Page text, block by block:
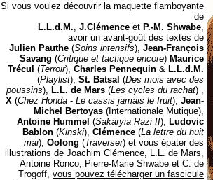
Si vous voulez découvrir la maquette flamboyante
de
L.L.d.M., J.Clémence et P.-M. Shwabe,
avoir un avant-goût des textes de
Julien Pauthe (Soins intensifs), Jean-François
Savang (Critique et tactique encore) Maurice
Trécul (Terroir), Charles Pennequin & L.L.d.M.
(Playlist), St. Batsal (Des mois avec des
poussins), L.L. de Mars (Les cycles du rachat) ,
X (Chez Honda - Le cassis jamais le fruit), Jean-
Michel Bertoyas (Internationale Mutique),
Antoine Hummel (Sakaryia Razi II), Ludovic
Bablon (Kinski), Clémence (La lettre du huit
mai), Oolong (Traverser) et vous épater des
illustrations de Joachim Clémence, L.L. de Mars,
Antoine Ronco, Pierre-Marie Shwabe et C. de
Trogoff, vous pouvez télécharger un fascicule